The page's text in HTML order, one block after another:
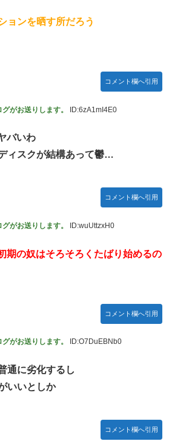
ョンを晒す所だろう
コメント欄へ引用
がお送りします。 ID:6zA1mI4E0
バいわ
ィスクが結構あって鬱…
コメント欄へ引用
がお送りします。 ID:wuUttzxH0
期の奴はそろそろくたばり始めるの
コメント欄へ引用
がお送りします。 ID:O7DuEBNb0
通に劣化するし
いいとしか
コメント欄へ引用